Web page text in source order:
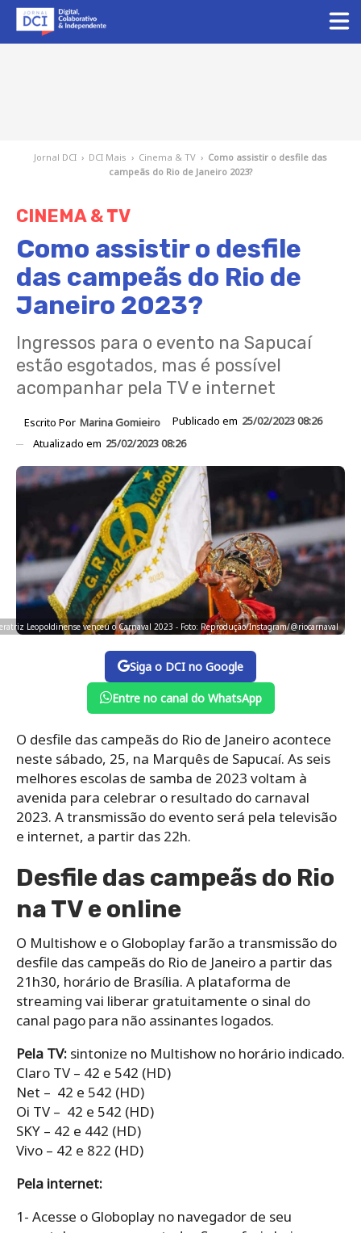
Jornal DCI › DCI Mais › Cinema & TV › Como assistir o desfile das
campeãs do Rio de Janeiro 2023?
CINEMA & TV
Como assistir o desfile
das campeãs do Rio de
Janeiro 2023?
Ingressos para o evento na Sapucaí
estão esgotados, mas é possível
acompanhar pela TV e internet
Escrito Por Marina Gomieiro Publicado em 25/02/2023 08:26
Atualizado em 25/02/2023 08:26
Leopoldinense venceu o Carnaval 2023 - Foto: Reprodução/Instagram/@riocarnaval
Siga o DCI no Google
Entre no canal do WhatsApp
O desfile das campeãs do Rio de Janeiro acontece
neste sábado, 25, na Marquês de Sapucaí. As seis
melhores escolas de samba de 2023 voltam à
avenida para celebrar o resultado do carnaval
2023. A transmissão do evento será pela televisão
e internet, a partir das 22h.
Desfile das campeãs do Rio
na TV e online
O Multishow e o Globoplay farão a transmissão do
desfile das campeãs do Rio de Janeiro a partir das
21h30, horário de Brasília. A plataforma de
streaming vai liberar gratuitamente o sinal do
canal pago para não assinantes logados.
Pela TV: sintonize no Multishow no horário indicado.
Claro TV – 42 e 542 (HD)
Net – 42 e 542 (HD)
Oi TV – 42 e 542 (HD)
SKY – 42 e 442 (HD)
Vivo – 42 e 822 (HD)
Pela internet:
1- Acesse o Globoplay no navegador de seu